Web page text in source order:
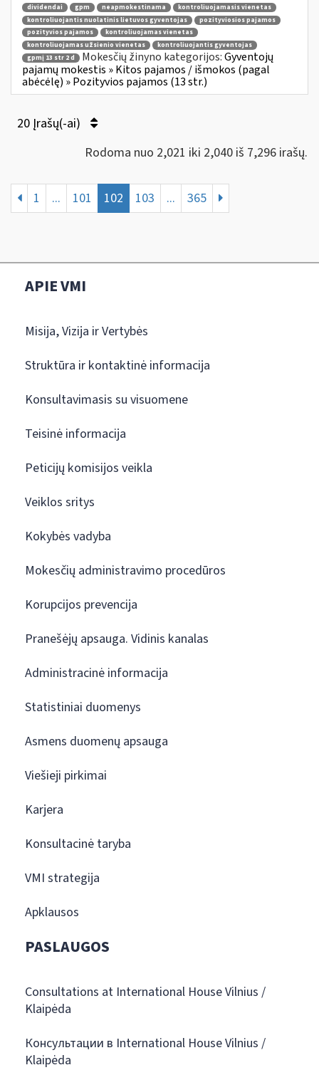
dividendai gpm neapmokestinama
kontroliuojamasis vienetas
kontroliuojantis nuolatinis lietuvos gyventojas
pozityviosios pajamos
pozityvios pajamos
kontroliuojamas vienetas
kontroliuojamas užsienio vienetas
kontroliuojantis gyventojas
gpmį 13 str 2 d
Mokesčių žinyno kategorijos:Gyventojų
pajamų mokestis » Kitos pajamos / išmokos (pagal
abėcėlę) » Pozityvios pajamos (13 str.)
20 Įrašų(-ai)
Rodoma nuo 2,021 iki 2,040 iš 7,296 irašų.
1 ... 101 102 103 ... 365
APIE VMI
Misija, Vizija ir Vertybės
Struktūra ir kontaktinė informacija
Konsultavimasis su visuomene
Teisinė informacija
Peticijų komisijos veikla
Veiklos sritys
Kokybės vadyba
Mokesčių administravimo procedūros
Korupcijos prevencija
Pranešėjų apsauga. Vidinis kanalas
Administracinė informacija
Statistiniai duomenys
Asmens duomenų apsauga
Viešieji pirkimai
Karjera
Konsultacinė taryba
VMI strategija
Apklausos
PASLAUGOS
Consultations at International House Vilnius /
Klaipėda
Консультации в International House Vilnius /
Klaipėda